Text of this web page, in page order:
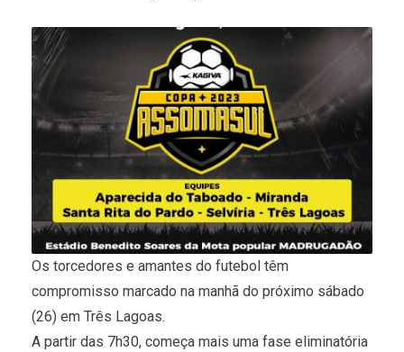
Os torcedores e amantes do futebol têm
compromisso marcado na manhã do próximo sábado
(26) em Três Lagoas.
A partir das 7h30, começa mais uma fase eliminatória